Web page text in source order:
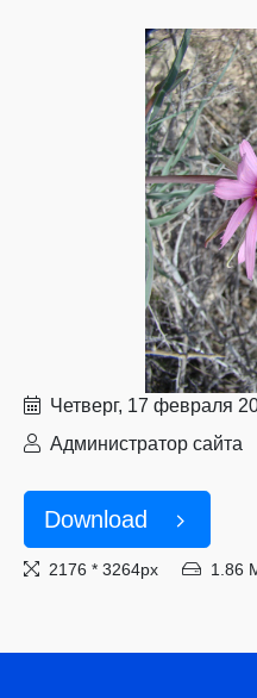
Четверг, 17 февраля
Администратор сайта
Download
2176 * 3264px 1.86